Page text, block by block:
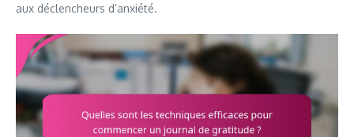
aux déclencheurs d’anxiété.